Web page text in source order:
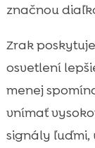
značnou
Zrak
osvetlení
menej
vnímať
signály ľuďmi,